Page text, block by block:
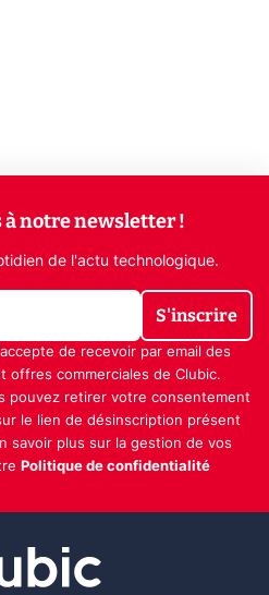
notre newsletter !
de l'actu technologique.
S'inscrire
de recevoir par email des
offres commerciales de Clubic.
pouvez retirer votre consentement
le lien de désinscription présent
savoir plus sur la gestion de vos
Politique de confidentialité